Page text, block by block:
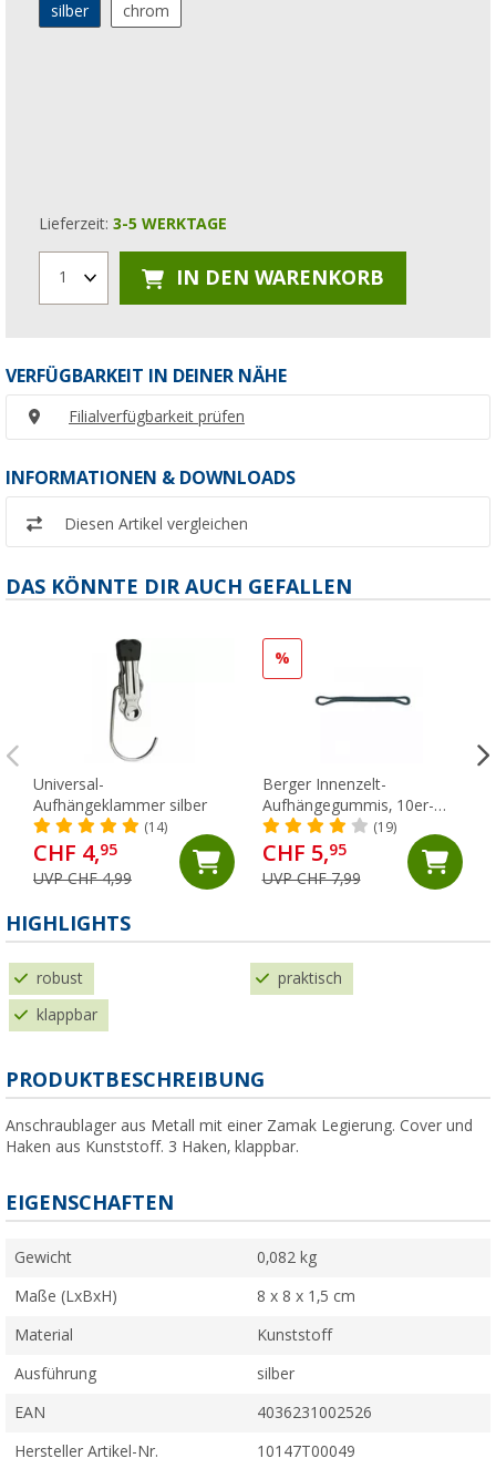
silber
chrom
Lieferzeit: 3-5 WERKTAGE
1 IN DEN WARENKORB
VERFÜGBARKEIT IN DEINER NÄHE
Filialverfügbarkeit prüfen
INFORMATIONEN & DOWNLOADS
Diesen Artikel vergleichen
DAS KÖNNTE DIR AUCH GEFALLEN
Universal-
Aufhängeklammer silber
(14)
CHF 4,95
UVP CHF 4,99
%
Berger Innenzelt-
Aufhängegummis, 10er-
Pack
(19)
CHF 5,95
UVP CHF 7,99
HIGHLIGHTS
robust praktisch
klappbar
PRODUKTBESCHREIBUNG
Anschraublager aus Metall mit einer Zamak Legierung. Cover und
Haken aus Kunststoff. 3 Haken, klappbar.
EIGENSCHAFTEN
Gewicht 0,082 kg
Maße (LxBxH) 8 x 8 x 1,5 cm
Material Kunststoff
Ausführung silber
EAN 4036231002526
Hersteller Artikel-Nr. 10147T00049